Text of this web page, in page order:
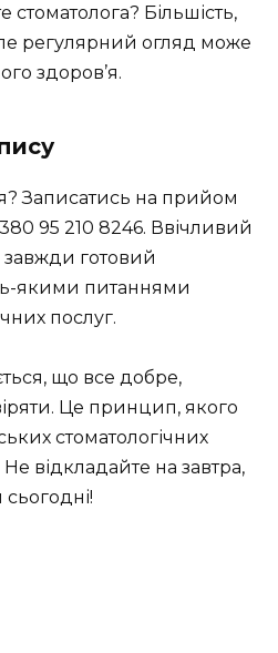
стоматолога? Більшість,
регулярний огляд може
здоров’я.
Записатись на прийом
95 210 8246. Ввічливий
готовий
якими питаннями
послуг.
що все добре,
Це принцип, якого
стоматологічних
Не відкладайте на завтра,